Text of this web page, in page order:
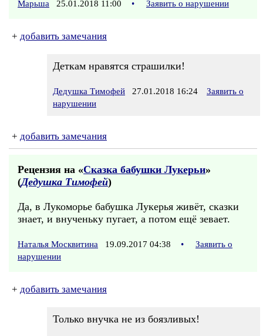
Марьша 25.01.2018 11:00 • Заявить о нарушении
+ добавить замечания
Деткам нравятся страшилки!
Дедушка Тимофей 27.01.2018 16:24
Заявить о
нарушении
+ добавить замечания
Рецензия на «Сказка бабушки Лукерьи»
(Дедушка Тимофей)
Да, в Лукоморье бабушка Лукерья живёт, сказки
знает, и внученьку пугает, а потом ещё зевает.
Наталья Москвитина 19.09.2017 04:38 •
Заявить о
нарушении
+ добавить замечания
Только внучка не из боязливых!